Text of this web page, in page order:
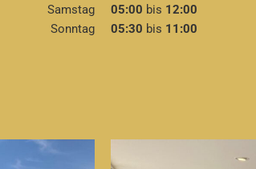
Samstag
Sonntag
05:00 bis 12:00
05:30 bis 11:00